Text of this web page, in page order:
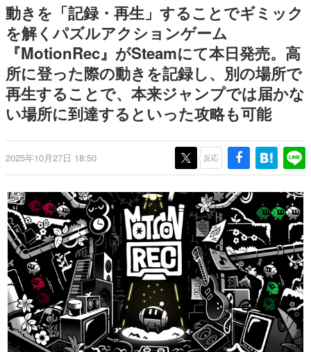
きます。
赫本
この物語を解いてはいけない。『赫本』は、〈試験問題〉
の形をした短編ホラー小説集です。
新世代に訊く
これからのデジタルゲーム市場を担う若きクリエイター達
の姿を追い、彼らのルーツと情熱を探っていきます。
ゲーム世代の作家たち
ゲームに多大な影響を受けた作家さんに取材し、ゲームが
日本のコンテンツ産業やカルチャーに与えた影響を探る企
画です。
日本モバイルゲーム産業史
日本のモバイルゲーム史における主要なトピック・タイト
ルを網羅するほか、開発者へのインタビューや識者による
解説を掲載。約20年の歴史が一望できる決定版！
若ゲのいたり〜ゲームクリエイターの青春〜
『うつヌケ』『ペンと箸』等で知られるマンガ家・田中圭
一先生によるゲーム業界レポートマンガです。
なんでゲームは面白い？
ゲーム開発者・hamatsu氏がゲームの魅力を画面や操作の
具体的な形から解き明かしていく、硬派で骨太な評論連載
です。
動きを「記録・再生」することでギミック
を解くパズルアクションゲーム
『MotionRec』がSteamにて本日発売。高
所に登った際の動きを記録し、別の場所で
再生することで、本来ジャンプでは届かな
い場所に到達するといった攻略も可能
2025年10月27日 18:50 反応